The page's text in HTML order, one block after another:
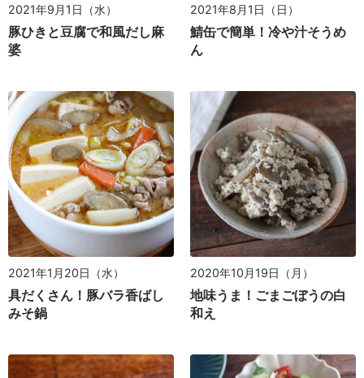
2021年9月1日（水）
豚ひきと豆腐で和風だし麻
婆
2021年8月1日（日）
鯖缶で簡単！冷や汁そうめ
ん
2021年1月20日（水）
具だくさん！豚バラ香ばし
みそ鍋
2020年10月19日（月）
地味うま！ごまごぼうの白
和え